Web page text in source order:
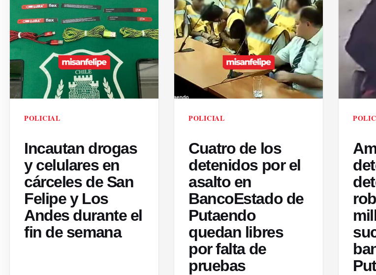
POLICIAL
Incautan drogas
y celulares en
cárceles de San
Felipe y Los
Andes durante el
fin de semana
POLICIAL
Cuatro de los
detenidos por el
asalto en
BancoEstado de
Putaendo
quedan libres
por falta de
pruebas